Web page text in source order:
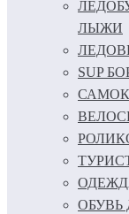
ЛЫЖИ
SUP
ОБУВЬ